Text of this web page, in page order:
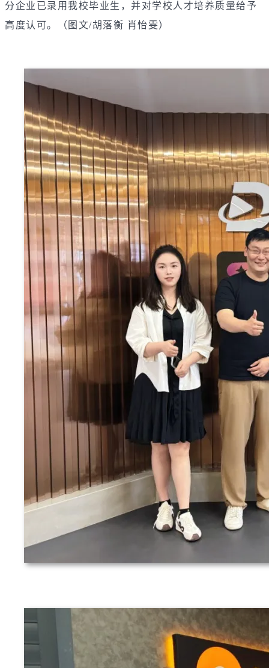
分企业已录用我校毕业生，并对学校人才培养质量给予
高度认可。（ 图文/胡落衡 肖怡雯）